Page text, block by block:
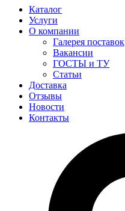
Каталог
Услуги
О компании
Галерея поставок
Вакансии
ГОСТЫ и ТУ
Статьи
Доставка
Отзывы
Новости
Контакты